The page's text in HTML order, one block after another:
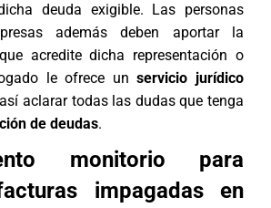
deuda exigible. Las personas
además deben aportar la
acredite dicha representación o
le ofrece unservicio jurídico
aclarar todas las dudas que tenga
de deudas.
monitorio para
impagadas en